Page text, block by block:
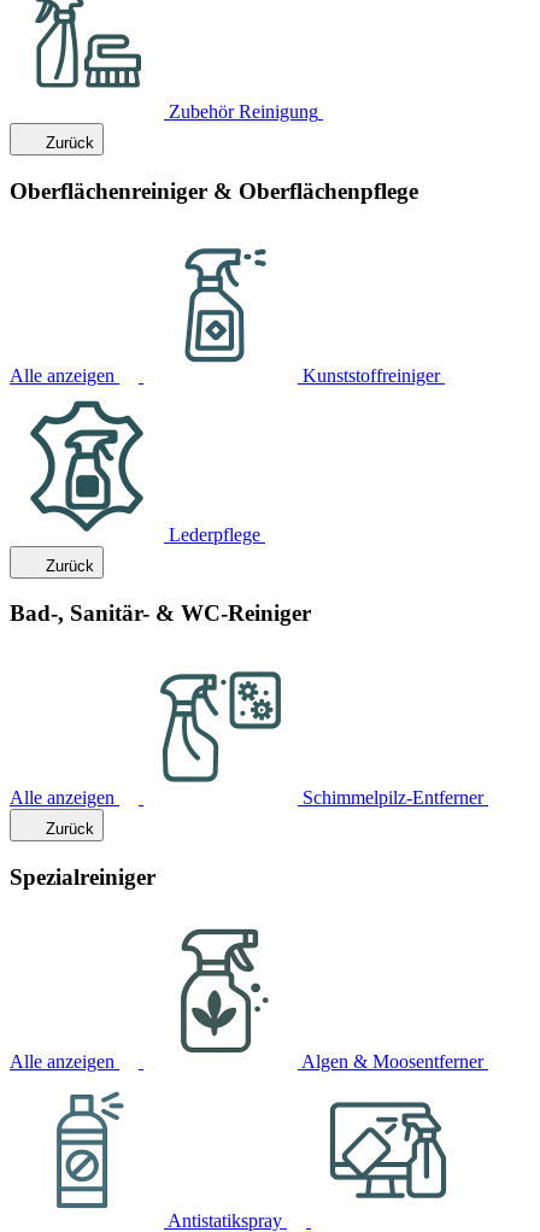
Zubehör Reinigung
Zurück
Oberflächenreiniger & Oberflächenpflege
Alle anzeigen Kunststoffreiniger
Lederpflege
Zurück
Bad-, Sanitär- & WC-Reiniger
Alle anzeigen Schimmelpilz-Entferner
Zurück
Spezialreiniger
Alle anzeigen Algen & Moosentferner
Antistatikspray